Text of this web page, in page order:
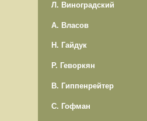
Л. Виноградский
А. Власов
Н. Гайдук
Р. Геворкян
В. Гиппенрейтер
С. Гофман